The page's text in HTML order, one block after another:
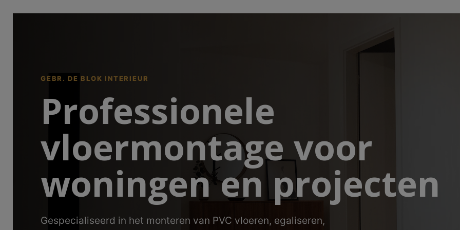
GEBR. DE BLOK INTERIEUR
Professionele
vloermontage voor
woningen en projecten
Gespecialiseerd in het monteren van PVC vloeren, egaliseren,